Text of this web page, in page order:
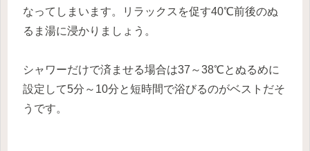
なってしまいます。リラックスを促す40℃前後のぬ
るま湯に浸かりましょう。
シャワーだけで済ませる場合は37～38℃とぬるめに
設定して5分～10分と短時間で浴びるのがベストだそ
うです。